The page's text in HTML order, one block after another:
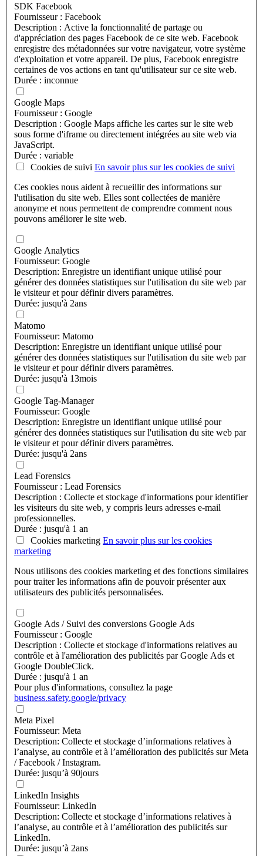
SDK Facebook
Fournisseur : Facebook
Description : Active la fonctionnalité de partage ou
d'appréciation des pages Facebook de ce site web. Facebook
enregistre des métadonnées sur votre navigateur, votre système
d'exploitation et votre appareil. De plus, Facebook enregistre
certaines de vos actions en tant qu'utilisateur sur ce site web.
Durée : inconnue
Google Maps
Fournisseur : Google
Description : Google Maps affiche les cartes sur le site web
sous forme d'iframe ou directement intégrées au site web via
JavaScript.
Durée : variable
Cookies de suivi En savoir plus sur les cookies de suivi
Ces cookies nous aident à recueillir des informations sur
l'utilisation du site web. Elles sont collectées de manière
anonyme et nous permettent de comprendre comment nous
pouvons améliorer le site web.
Google Analytics
Fournisseur: Google
Description: Enregistre un identifiant unique utilisé pour
générer des données statistiques sur l'utilisation du site web par
le visiteur et pour définir divers paramètres.
Durée: jusqu'à 2ans
Matomo
Fournisseur: Matomo
Description: Enregistre un identifiant unique utilisé pour
générer des données statistiques sur l'utilisation du site web par
le visiteur et pour définir divers paramètres.
Durée: jusqu'à 13mois
Google Tag-Manager
Fournisseur: Google
Description: Enregistre un identifiant unique utilisé pour
générer des données statistiques sur l'utilisation du site web par
le visiteur et pour définir divers paramètres.
Durée: jusqu'à 2ans
Lead Forensics
Fournisseur : Lead Forensics
Description : Collecte et stockage d'informations pour identifier
les visiteurs du site web, y compris leurs adresses e-mail
professionnelles.
Durée : jusqu'à 1 an
Cookies marketing En savoir plus sur les cookies
marketing
Nous utilisons des cookies marketing et des fonctions similaires
pour traiter les informations afin de pouvoir présenter aux
utilisateurs des publicités personnalisées.
Google Ads / Suivi des conversions Google Ads
Fournisseur : Google
Description : Collecte et stockage d'informations relatives au
contrôle et à l'amélioration des publicités par Google Ads et
Google DoubleClick.
Durée : jusqu'à 1 an
Pour plus d'informations, consultez la page
business.safety.google/privacy
Meta Pixel
Fournisseur: Meta
Description: Collecte et stockage d’informations relatives à
l’analyse, au contrôle et à l’amélioration des publicités sur Meta
/ Facebook / Instagram.
Durée: jusqu’à 90jours
LinkedIn Insights
Fournisseur: LinkedIn
Description: Collecte et stockage d’informations relatives à
l’analyse, au contrôle et à l’amélioration des publicités sur
LinkedIn.
Durée: jusqu’à 2ans